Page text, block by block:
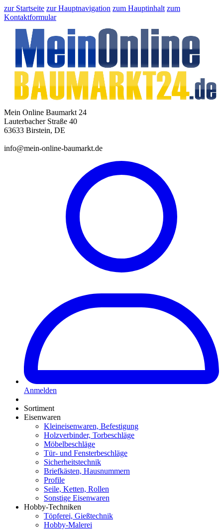
zur Startseite zur Hauptnavigation zum Hauptinhalt zum
Kontaktformular
Mein Online Baumarkt 24
Lauterbacher Straße 40
63633 Birstein, DE
info@mein-online-baumarkt.de
Anmelden
Sortiment
Eisenwaren
Kleineisenwaren, Befestigung
Holzverbinder, Torbeschläge
Möbelbeschläge
Tür- und Fensterbeschläge
Sicherheitstechnik
Briefkästen, Hausnummern
Profile
Seile, Ketten, Rollen
Sonstige Eisenwaren
Hobby-Techniken
Töpferei, Gießtechnik
Hobby-Malerei